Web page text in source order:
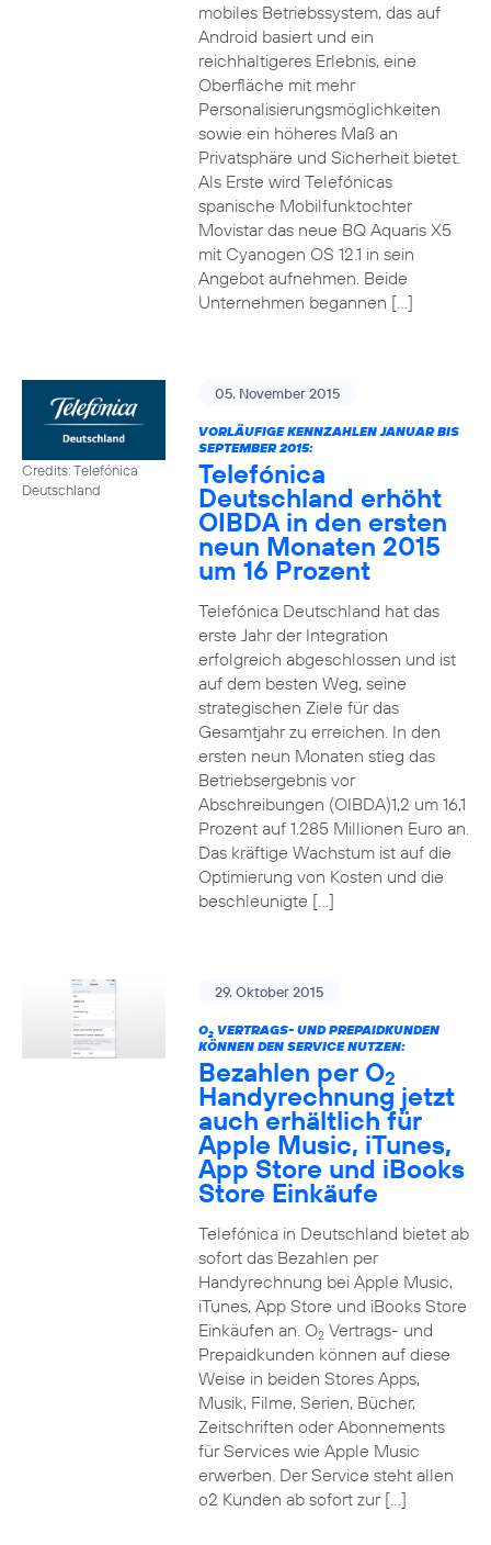
mobiles Betriebssystem, das auf
Android basiert und ein
reichhaltigeres Erlebnis, eine
Oberfläche mit mehr
Personalisierungsmöglichkeiten
sowie ein höheres Maß an
Privatsphäre und Sicherheit bietet.
Als Erste wird Telefónicas
spanische Mobilfunktochter
Movistar das neue BQ Aquaris X5
mit Cyanogen OS 12.1 in sein
Angebot aufnehmen. Beide
Unternehmen begannen […]
Credits: Telefónica
Deutschland
05. November 2015
VORLÄUFIGE KENNZAHLEN JANUAR BIS
SEPTEMBER 2015:
Telefónica
Deutschland erhöht
OIBDA in den ersten
neun Monaten 2015
um 16 Prozent
Telefónica Deutschland hat das
erste Jahr der Integration
erfolgreich abgeschlossen und ist
auf dem besten Weg, seine
strategischen Ziele für das
Gesamtjahr zu erreichen. In den
ersten neun Monaten stieg das
Betriebsergebnis vor
Abschreibungen (OIBDA)1,2 um 16,1
Prozent auf 1.285 Millionen Euro an.
Das kräftige Wachstum ist auf die
Optimierung von Kosten und die
beschleunigte […]
29. Oktober 2015
O2VERTRAGS- UND PREPAIDKUNDEN
KÖNNEN DEN SERVICE NUTZEN:
Bezahlen per O2
Handyrechnung jetzt
auch erhältlich für
Apple Music, iTunes,
App Store und iBooks
Store Einkäufe
Telefónica in Deutschland bietet ab
sofort das Bezahlen per
Handyrechnung bei Apple Music,
iTunes, App Store und iBooks Store
Einkäufen an. O2Vertrags- und
Prepaidkunden können auf diese
Weise in beiden Stores Apps,
Musik, Filme, Serien, Bücher,
Zeitschriften oder Abonnements
für Services wie Apple Music
erwerben. Der Service steht allen
o2 Kunden ab sofort zur […]